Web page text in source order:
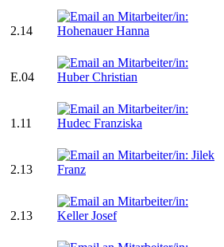
2.14
E.04
1.11
2.13
2.13